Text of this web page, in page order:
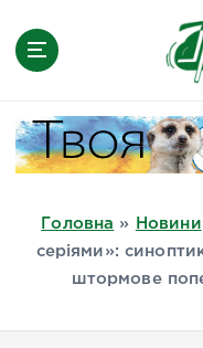
Головна » Новини
серіями»:
штормове